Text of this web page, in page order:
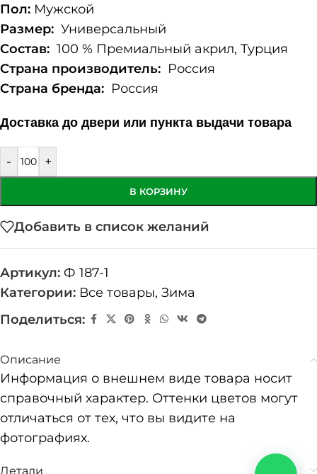
Пол: Мужской
Размер: Универсальный
Состав: 100 % Премиальный акрил, Турция
Страна производитель: Россия
Страна бренда: Россия
Доставка до двери или пункта выдачи товара
- +
В КОРЗИНУ
Добавить в список желаний
Артикул: Ф 187-1
Категории: Все товары, Зима
Поделиться:
Описание
Информация о внешнем виде товара носит
справочный характер. Оттенки цветов могут
отличаться от тех, что вы видите на
фотографиях.
Детали